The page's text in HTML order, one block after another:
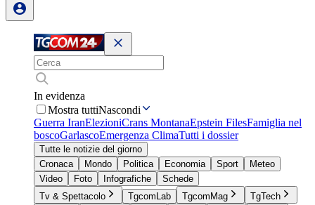
In evidenza
Mostra tuttiNascondi
Guerra IranElezioniCrans MontanaEpstein FilesFamiglia nel
boscoGarlascoEmergenza ClimaTutti i dossier
Tutte le notizie del giorno
Cronaca
Mondo Politica Economia Sport
Meteo
Video
Foto Infografiche
Schede
Tv & Spettacolo
TgcomLab TgcomMag
TgTech